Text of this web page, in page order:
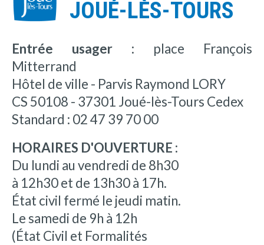
JOUÉ-LÈS-TOURS
Entrée usager : place François
Mitterrand
Hôtel de ville - Parvis Raymond LORY
CS 50108 - 37301 Joué-lès-Tours Cedex
Standard : 02 47 39 70 00
HORAIRES D'OUVERTURE :
Du lundi au vendredi de 8h30
à 12h30 et de 13h30 à 17h.
État civil fermé le jeudi matin.
Le samedi de 9h à 12h
(État Civil et Formalités